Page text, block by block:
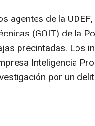
agentes de la
(GOIT) de la
precintadas. Los
Inteligencia
por un